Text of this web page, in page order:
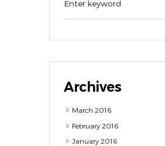
Archives
March2016
February2016
January2016